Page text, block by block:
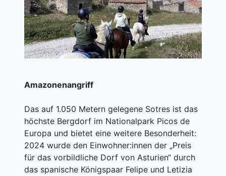
Amazonenangriff
Das auf 1.050 Metern gelegene Sotres ist das
höchste Bergdorf im Nationalpark Picos de
Europa und bietet eine weitere Besonderheit:
2024 wurde den Einwohner:innen der „Preis
für das vorbildliche Dorf von Asturien“ durch
das spanische Königspaar Felipe und Letizia